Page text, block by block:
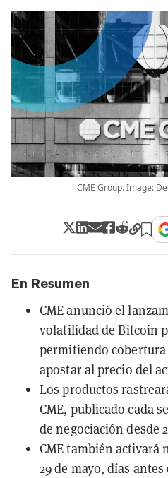
CME Group. Image:
En Resumen
CME anunció el
volatilidad de Bitcoin
permitiendo
apostar al precio del
Los productos
CME, publicado cada
de negociación desde
CME también activará
29 de mayo, días